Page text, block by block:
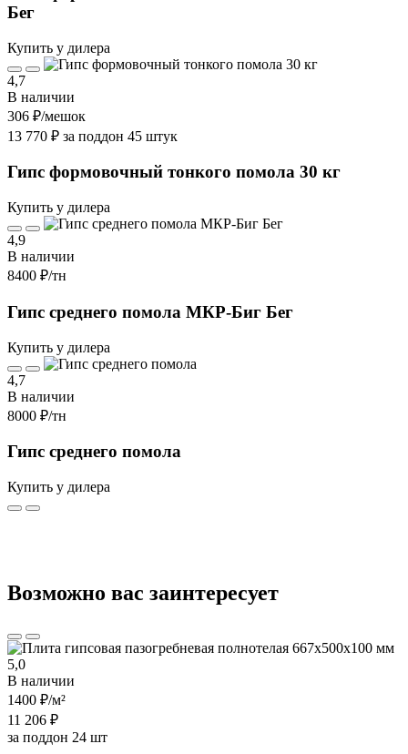
Бег
Купить у дилера
4,7
В наличии
306 ₽/мешок
13 770 ₽ за поддон 45 штук
Гипс формовочный тонкого помола 30 кг
Купить у дилера
4,9
В наличии
8400 ₽/тн
Гипс среднего помола МКР-Биг Бег
Купить у дилера
4,7
В наличии
8000 ₽/тн
Гипс среднего помола
Купить у дилера
Возможно вас заинтересует
5,0
В наличии
1400 ₽/м²
11 206 ₽
за поддон 24 шт